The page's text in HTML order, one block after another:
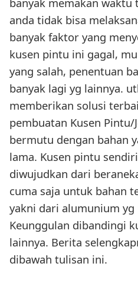
anda tidak bisa
banyak faktor yang
kusen pintu ini gagal,
yang salah, penentuan
banyak lagi yg lainnya.
memberikan solusi
pembuatan Kusen Pintu/
bermutu dengan bahan
lama. Kusen pintu
diwujudkan dari
cuma saja untuk bahan
yakni dari alumunium
Keunggulan dibandingi
lainnya. Berita
dibawah tulisan ini.